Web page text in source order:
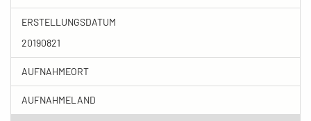
ERSTELLUNGSDATUM
20190821
AUFNAHMEORT
AUFNAHMELAND